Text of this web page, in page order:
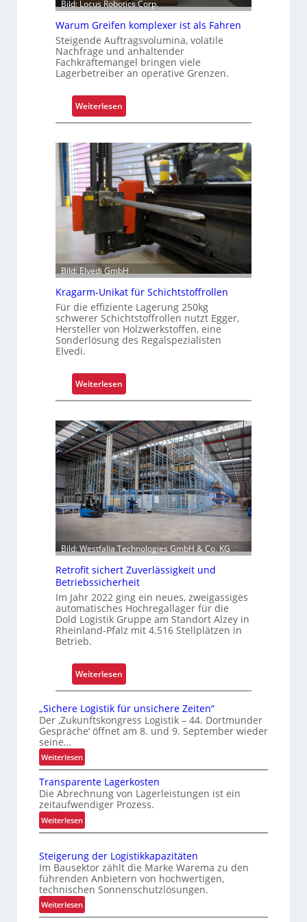
t
e
s
K
u
n
d
e
n
r
l
e
b
n
i
s
Bild: Locus Robotics Corp.
Warum Greifen komplexer ist als Fahren
Steigende Auftragsvolumina, volatile
Nachfrage und anhaltender
Fachkräftemangel bringen viele
Lagerbetreiber an operative Grenzen.
Weiterlesen:
W
r
u
m
G
r
i
f
e
n
k
o
m
p
x
e
i
s
t
a
l
s
F
r
e
n
Bild: Elvedi GmbH
Kragarm-Unikat für Schichtstoffrollen
Für die effiziente Lagerung 250kg
schwerer Schichtstoffrollen nutzt Egger,
Hersteller von Holzwerkstoffen, eine
Sonderlösung des Regalspezialisten
Elvedi.
Weiterlesen:
K
a
g
a
r
m
-
U
i
k
a
t
f
ü
r
h
i
h
t
o
f
f
o
l
e
n
Bild: Westfalia Technologies GmbH & Co. KG
Retrofit sichert Zuverlässigkeit und
Betriebssicherheit
Im Jahr 2022 ging ein neues, zweigassiges
automatisches Hochregallager für die
Dold Logistik Gruppe am Standort Alzey in
Rheinland-Pfalz mit 4.516 Stellplätzen in
Betrieb.
Weiterlesen:
R
t
r
i
t
s
c
e
r
t
u
„Sichere Logistik für unsichere Zeiten“
Der ‚Zukunftskongress Logistik – 44. Dortmunder
Gespräche‘ öffnet am 8. und 9. September wieder
seine…
Weiterlesen:
„
S
i
c
h
e
e
L
o
g
i
Transparente Lagerkosten
Die Abrechnung von Lagerleistungen ist ein
zeitaufwendiger Prozess.
Weiterlesen:
T
a
n
s
p
a
Steigerung der Logistikkapazitäten
Im Bausektor zählt die Marke Warema zu den
führenden Anbietern von hochwertigen,
technischen Sonnenschutzlösungen.
Weiterlesen:
S